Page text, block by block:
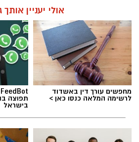
תגים:מדרחוב רוגוזין אשדוד
אולי יעניין אותך
מחפשים עורך דין באשדוד
לרשימה המלאה כנסו כאן > תפוצה
בישראל